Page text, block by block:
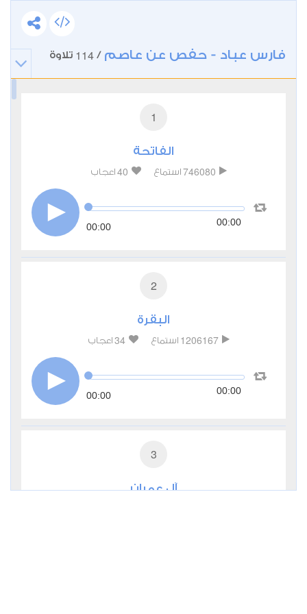
فارس عباد - حفص عن عاصم /
114 تلاوة
1
الفاتحة
746080 استماع 40 اعجاب
00:00 00:00
2
البقرة
1206167 استماع 34 اعجاب
00:00 00:00
3
آل عمران